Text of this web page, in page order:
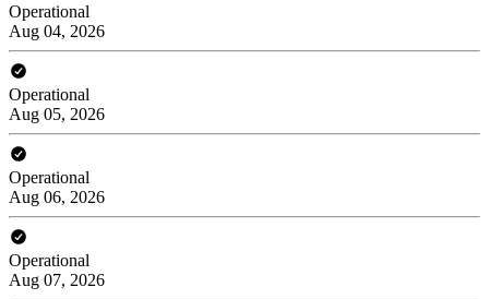
Operational
Aug 04, 2026
Operational
Aug 05, 2026
Operational
Aug 06, 2026
Operational
Aug 07, 2026